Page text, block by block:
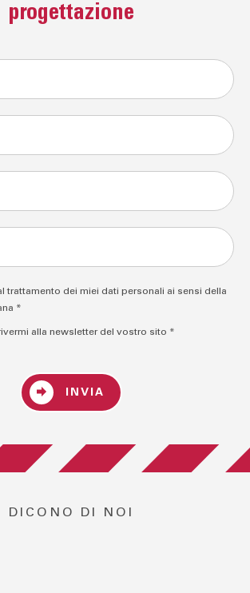
progettazione
trattamento dei miei dati personali ai sensi della
*
alla newsletter del vostro sito *
INVIA
DICONO DI NOI